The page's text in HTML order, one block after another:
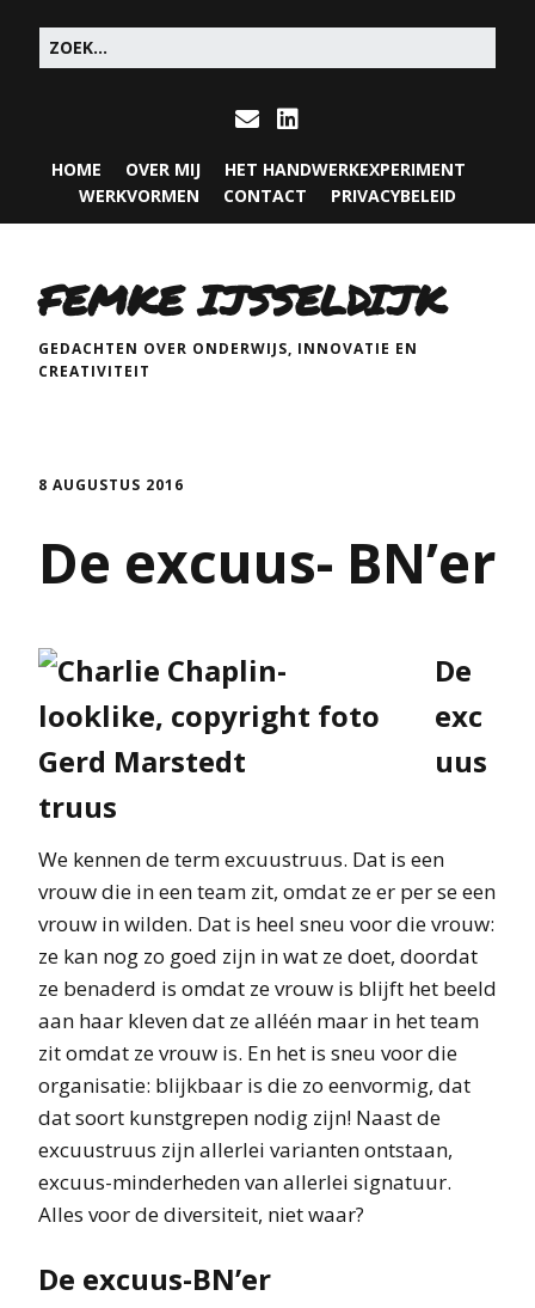
HOME OVER MIJ
HET HANDWERKEXPERIMENT
WERKVORMEN
CONTACT PRIVACYBELEID
FEMKE IJSSELDIJK
GEDACHTEN OVER ONDERWIJS, INNOVATIE EN
CREATIVITEIT
8 AUGUSTUS 2016
De excuus- BN’er
De
exc
uus
truus
We kennen de term excuustruus. Dat is een
vrouw die in een team zit, omdat ze er per se een
vrouw in wilden. Dat is heel sneu voor die vrouw:
ze kan nog zo goed zijn in wat ze doet, doordat
ze benaderd is omdat ze vrouw is blijft het beeld
aan haar kleven dat ze alléén maar in het team
zit omdat ze vrouw is. En het is sneu voor die
organisatie: blijkbaar is die zo eenvormig, dat
dat soort kunstgrepen nodig zijn! Naast de
excuustruus zijn allerlei varianten ontstaan,
excuus-minderheden van allerlei signatuur.
Alles voor de diversiteit, niet waar?
De excuus-BN’er